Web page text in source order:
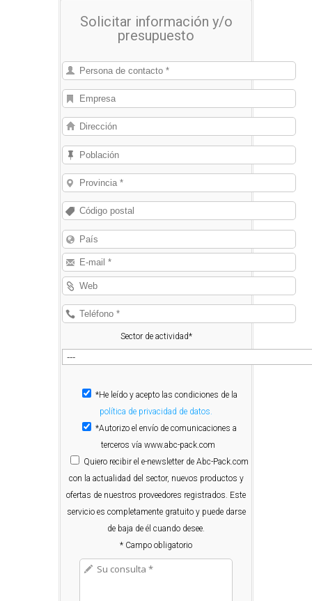
rendimiento: Impresoras de inyección
de tinta de caracteres grandes y
láser, impresoras de transferencia
térmica y equipos de etiquetado, para
imprimir datos variables en cualquier
material.
Solicitar información y/o
presupuesto
Sector de actividad*
*He leído y acepto las condiciones de la
política de privacidad de datos.
*Autorizo el envío de comunicaciones a
terceros vía www.abc-pack.com
Quiero recibir el e-newsletter de Abc-Pack.com
con la actualidad del sector, nuevos productos y
ofertas de nuestros proveedores registrados. Este
servicio es completamente gratuito y puede darse
de baja de él cuando desee.
* Campo obligatorio